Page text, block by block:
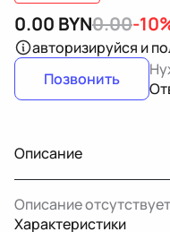
0.00 BYN0.00-
авторизируйся и
Позвонить
Описание
Описание
Характеристики